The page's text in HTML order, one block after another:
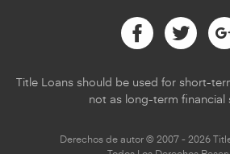
Title Loans should be used for short-
not as long-term financial
Derechos de autor © 2007 - 2026